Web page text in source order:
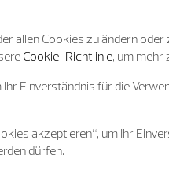
allen Cookies zu ändern
Cookie-Richtlinie, um mehr
Ihr Einverständnis für die
akzeptieren“, um Ihr
dürfen.